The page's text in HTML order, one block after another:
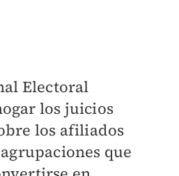
Electoral
los juicios
los afiliados
que